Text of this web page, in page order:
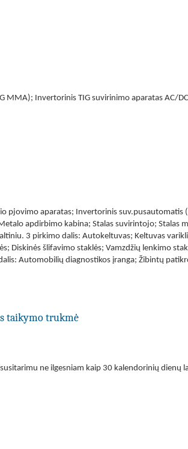
Invertorinis TIG suvirinimo aparatas AC/DC
pjovimo aparatas; Invertorinis
apdirbimo kabina; Stalas suvirintojo; Stalas
3 pirkimo dalis: Autokeltuvas; Keltuvas
Diskinės šlifavimo staklės; Vamzdžių lenkimo
Automobilių diagnostikos įranga; Žibintų
taikymo trukmė
ne ilgesniam kaip 30 kalendorinių dienų